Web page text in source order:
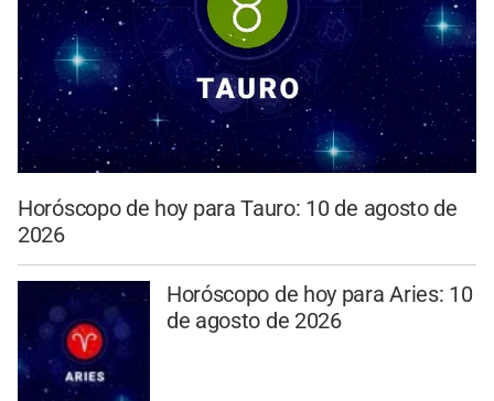
Horóscopo de hoy para Tauro: 10 de agosto de
2026
Horóscopo de hoy para Aries: 10
de agosto de 2026